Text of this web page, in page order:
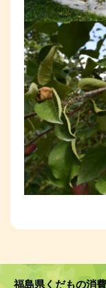
福島県くだもの消